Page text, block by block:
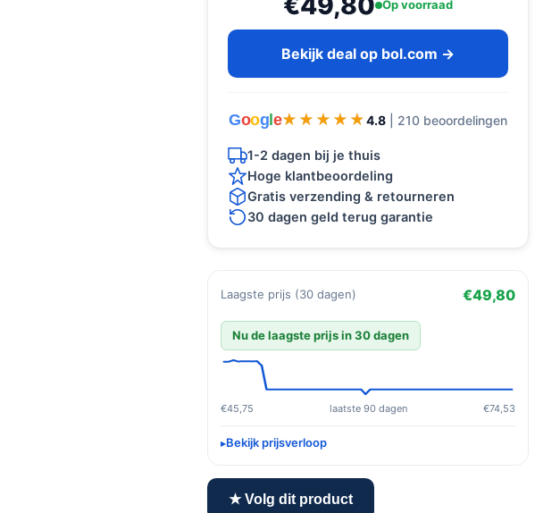
Op voorraad
Bekijk deal op bol.com →
Google★★★★★
★★★★★ 4.8 | 210 beoordelingen
1-2 dagen bij je thuis
Hoge klantbeoordeling
Gratis verzending & retourneren
30 dagen geld terug garantie
Laagste prijs (30 dagen) €49,80
Nu de laagste prijs in 30 dagen
€45,75 laatste 90 dagen €74,53
Bekijk prijsverloop
★ Volg dit product